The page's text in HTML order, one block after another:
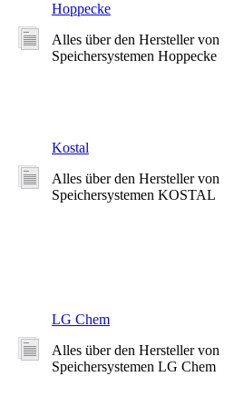
Hoppecke
Alles über den Hersteller von
Speichersystemen Hoppecke
Kostal
Alles über den Hersteller von
Speichersystemen KOSTAL
LG Chem
Alles über den Hersteller von
Speichersystemen LG Chem